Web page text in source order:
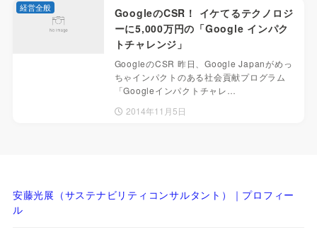
GoogleのCSR！ イケてるテクノロジ
ーに5,000万円の「Google インパク
トチャレンジ」
GoogleのCSR 昨日、Google Japanがめっ
ちゃインパクトのある社会貢献プログラム
「Googleインパクトチャレ…
2014年11月5日
経営全般
安藤光展（サステナビリティコンサルタント）｜プロフィー
ル